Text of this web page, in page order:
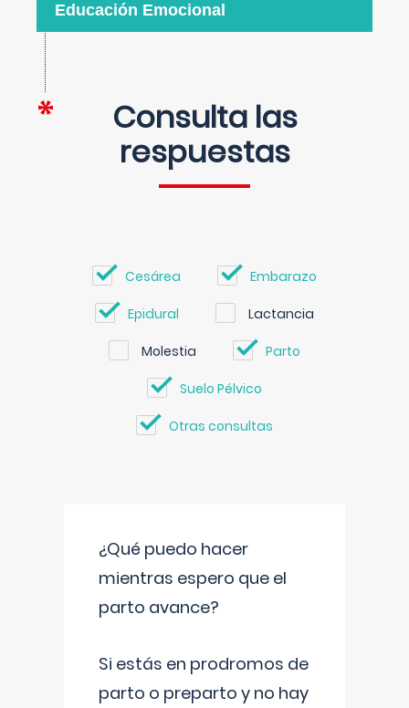
Educación Emocional
Consulta las
respuestas
Cesárea Embarazo
Epidural Lactancia
Molestia Parto
Suelo Pélvico
Otras consultas
¿Qué puedo hacer
mientras espero que el
parto avance?
Si estás en prodromos de
parto o preparto y no hay